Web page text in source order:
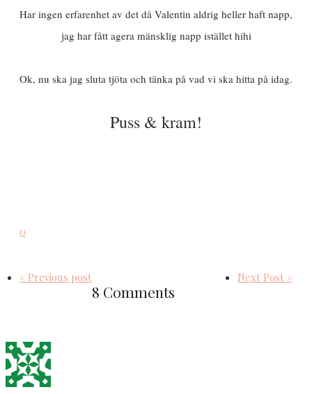
Har ingen erfarenhet av det då Valentin aldrig heller haft napp,
jag har fått agera mänsklig napp istället hihi
Ok, nu ska jag sluta tjöta och tänka på vad vi ska hitta på idag.
Puss & kram!
0
« Previous post Next Post »
8 Comments